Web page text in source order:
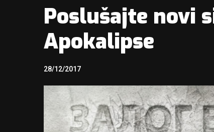
Poslušajte novi
Apokalipse
28/12/2017